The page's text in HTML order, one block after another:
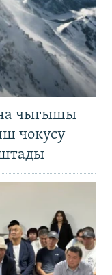
чыгышы
чокусу